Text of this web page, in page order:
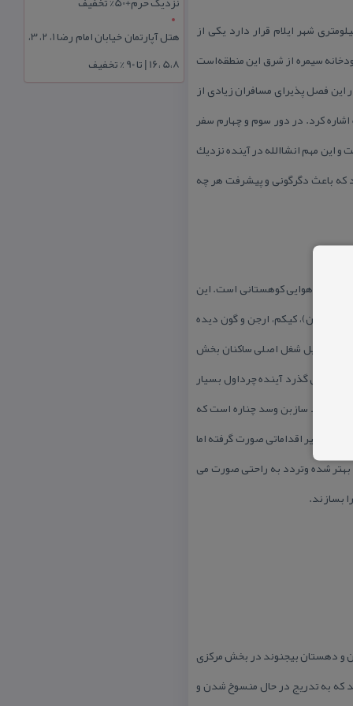
از بخش‌های شهرستان شیروان و چرداول است. این منطقه كه در شمال شرق استان ایلام و در حدود ۱۰۰ كیلومتری شهر ایلام قرار دارد یكی از
سیمره از شرق این منطقه‌است
فصل پذیرای مسافران زیادی از
كرد. در دور سوم و چهارم سفر
مهم انشاالله در آینده نزدیك
كه باعث دگرگونی و پیشرفت هر چه
آب و هوایی كوهستانی است. این
بنه(ون)، كیكم، ارجن و گون دیده
هم دلیل شغل اصلی ساكنان بخش
بخش می گذرد آینده چرداول بسیار
بخش سد سازبن وسد چناره است كه
اخیر اقداماتی صورت گرفته اما
بهتر شده وتردد به راحتی صورت می
بسازند.
و دهستان بیجنوند در بخش مركزی
كه به تدریج در حال منسوخ شدن و
هتل آپارتمان خیابان امام رضا 1، 2، 3،
5،8 ،16 | تا 90 % تخفیف